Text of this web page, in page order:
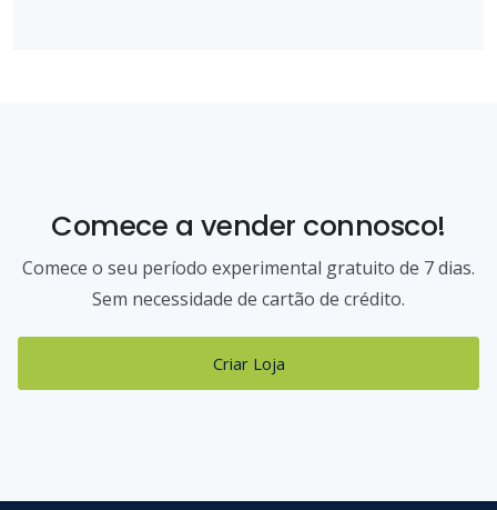
Comece a vender connosco!
Comece o seu período experimental gratuito de 7 dias.
Sem necessidade de cartão de crédito.
Criar Loja